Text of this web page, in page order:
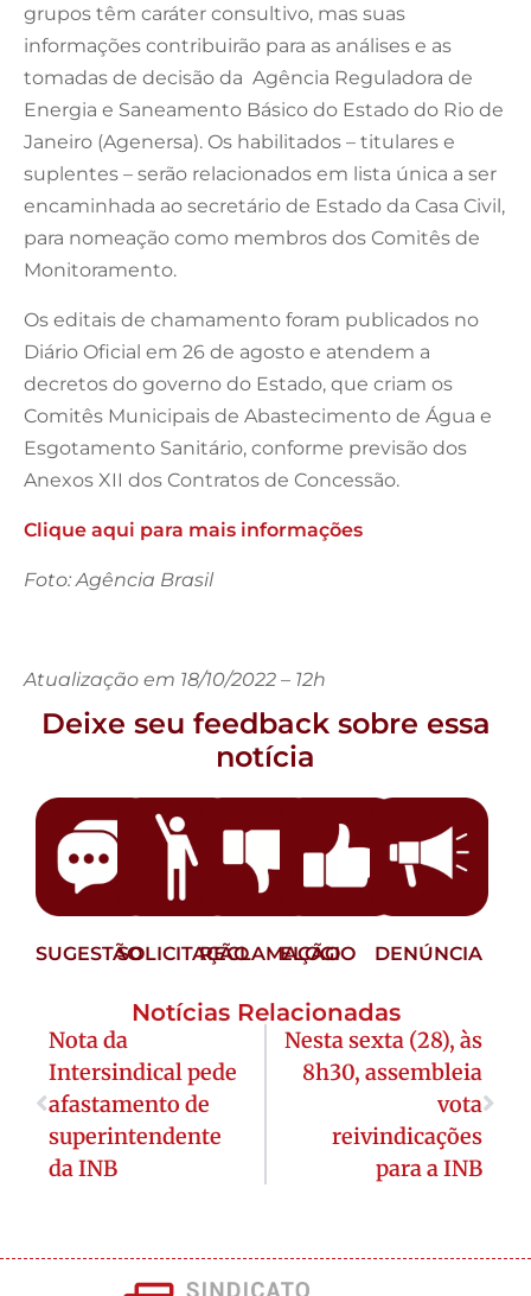
grupos têm caráter consultivo, mas suas
informações contribuirão para as análises e as
tomadas de decisão da Agência Reguladora de
Energia e Saneamento Básico do Estado do Rio de
Janeiro (Agenersa). Os habilitados – titulares e
suplentes – serão relacionados em lista única a ser
encaminhada ao secretário de Estado da Casa Civil,
para nomeação como membros dos Comitês de
Monitoramento.
Os editais de chamamento foram publicados no
Diário Oficial em 26 de agosto e atendem a
decretos do governo do Estado, que criam os
Comitês Municipais de Abastecimento de Água e
Esgotamento Sanitário, conforme previsão dos
Anexos XII dos Contratos de Concessão.
Clique aqui para mais informações
Foto: Agência Brasil
Atualização em 18/10/2022 – 12h
Deixe seu feedback sobre essa
notícia
SUGESTÃOSOLICITAÇÃORECLAMAÇÃO
ELOGIO DENÚNCIA
Notícias Relacionadas
Nota da
Intersindical pede
afastamento de
superintendente
da INB
Nesta sexta (28), às
8h30, assembleia
vota
reivindicações
para a INB